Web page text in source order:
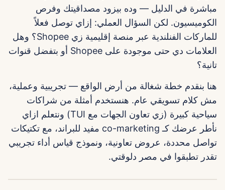
مباشرة في الدليل — وده بيزود مصداقيتك وفرص
الكوميسيون. لكن السؤال العملي: إزاي توصل فعلاً
للماركات الفنلندية عبر منصة إقليمية زي Shopee؟ وهل
العلامات دي حتى موجودة على Shopee أو بتفضل قنوات
تانية؟
هنا بنقدم خطة شغالة من أرض الواقع — تجريبية وعملية،
مش كلام تسويقي عام. هنستخدم أمثلة من شراكات
سياحية كبيرة (زي تعاون الجهات مع TUI) ونتعلم ازاي
نأطر عرضك كـ co-marketing مفيد للبراند، مع تكتيكات
تواصل محددة، عروض تعاونية، ونموذج قياس أداء تجريبي
تقدر تطبقوا في مصر دلوقتي.